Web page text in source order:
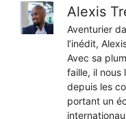
Alexis
Aventurier
l’inédit,
Avec sa
faille, il nous
depuis les
portant un